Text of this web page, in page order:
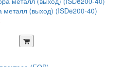
металл (выход) (ISDe200-40)